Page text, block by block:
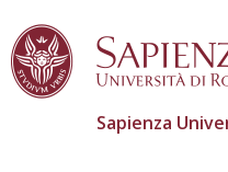
Sapienza